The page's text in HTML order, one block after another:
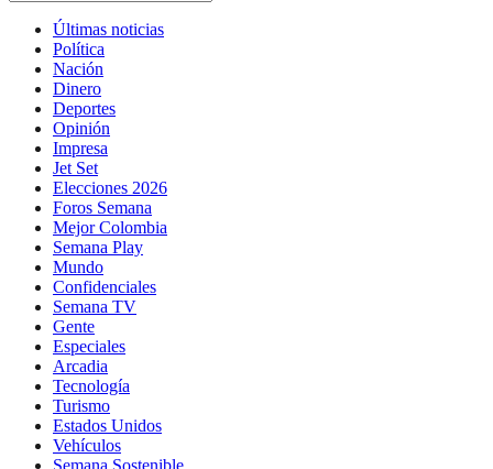
Últimas noticias
Política
Nación
Dinero
Deportes
Opinión
Impresa
Jet Set
Elecciones 2026
Foros Semana
Mejor Colombia
Semana Play
Mundo
Confidenciales
Semana TV
Gente
Especiales
Arcadia
Tecnología
Turismo
Estados Unidos
Vehículos
Semana Sostenible